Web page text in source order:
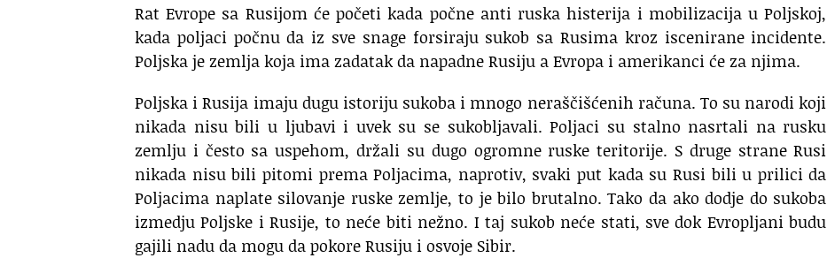
Rat Evrope sa Rusijom će početi kada počne anti ruska histerija i mobilizacija u Poljskoj,
kada poljaci počnu da iz sve snage forsiraju sukob sa Rusima kroz iscenirane incidente.
Poljska je zemlja koja ima zadatak da napadne Rusiju a Evropa i amerikanci će za njima.
Poljska i Rusija imaju dugu istoriju sukoba i mnogo neraščišćenih računa. To su narodi koji
nikada nisu bili u ljubavi i uvek su se sukobljavali. Poljaci su stalno nasrtali na rusku
zemlju i često sa uspehom, držali su dugo ogromne ruske teritorije. S druge strane Rusi
nikada nisu bili pitomi prema Poljacima, naprotiv, svaki put kada su Rusi bili u prilici da
Poljacima naplate silovanje ruske zemlje, to je bilo brutalno. Tako da ako dodje do sukoba
izmedju Poljske i Rusije, to neće biti nežno. I taj sukob neće stati, sve dok Evropljani budu
gajili nadu da mogu da pokore Rusiju i osvoje Sibir.